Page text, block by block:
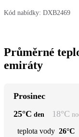
Kód nabídky: DXB2469
Průměrné
emiráty
Prosinec
25°C den 18°C
teplota vody 26°C